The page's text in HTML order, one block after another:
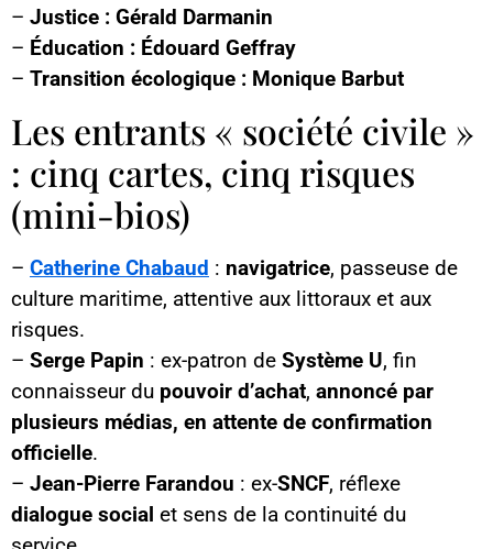
– Justice : Gérald Darmanin
– Éducation : Édouard Geffray
– Transition écologique : Monique Barbut
Les entrants « société civile »
: cinq cartes, cinq risques
(mini-bios)
– Catherine Chabaud : navigatrice, passeuse de
culture maritime, attentive aux littoraux et aux
risques.
– Serge Papin : ex-patron de Système U, fin
connaisseur du pouvoir d’achat, annoncé par
plusieurs médias, en attente de confirmation
officielle.
– Jean-Pierre Farandou : ex-SNCF, réflexe
dialogue social et sens de la continuité du